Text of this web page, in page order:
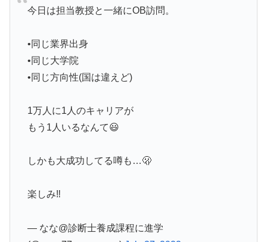
今日は担当教授と一緒にOB訪問。
•同じ業界出身
•同じ大学院
•同じ方向性(国は違えど)
1万人に1人のキャリアが
もう1人いるなんて😃
しかも大成功してる噂も…🫢
楽しみ‼️
— なな@診断士養成課程に進学